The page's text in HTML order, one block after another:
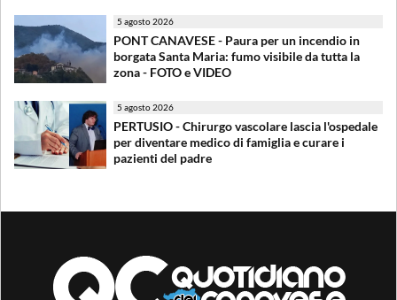
5 agosto 2026
PONT CANAVESE - Paura per un incendio in
borgata Santa Maria: fumo visibile da tutta la
zona - FOTO e VIDEO
5 agosto 2026
PERTUSIO - Chirurgo vascolare lascia l'ospedale
per diventare medico di famiglia e curare i
pazienti del padre